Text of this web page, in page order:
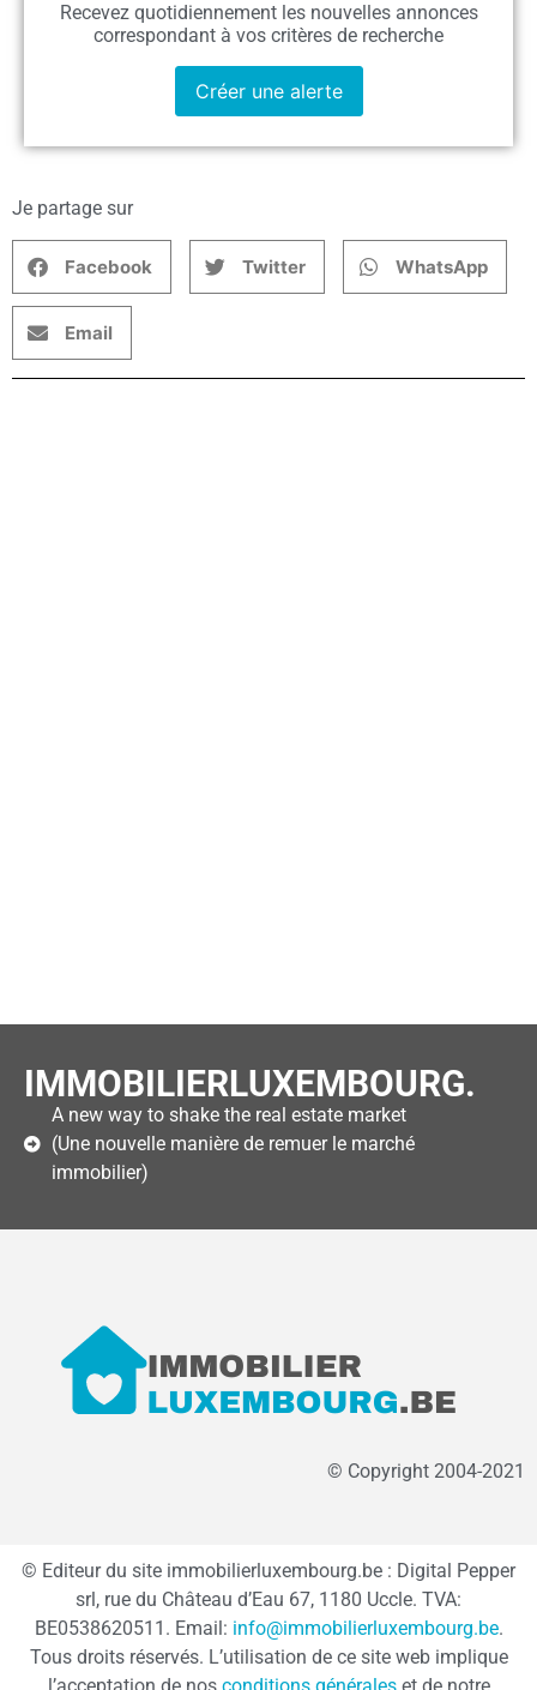
Recevez quotidiennement les nouvelles annonces
correspondant à vos critères de recherche
Créer une alerte
Je partage sur
Facebook Twitter WhatsApp
Email
IMMOBILIERLUXEMBOURG.
A new way to shake the real estate market
(Une nouvelle manière de remuer le marché
immobilier)
© Copyright 2004-2021
© Editeur du site immobilierluxembourg.be : Digital Pepper
srl, rue du Château d’Eau 67, 1180 Uccle. TVA:
BE0538620511. Email: info@immobilierluxembourg.be.
Tous droits réservés. L’utilisation de ce site web implique
l’acceptation de nos conditions généraleset de notre